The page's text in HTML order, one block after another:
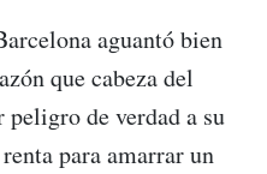
aguantó bien
que cabeza del
de verdad a su
para amarrar un